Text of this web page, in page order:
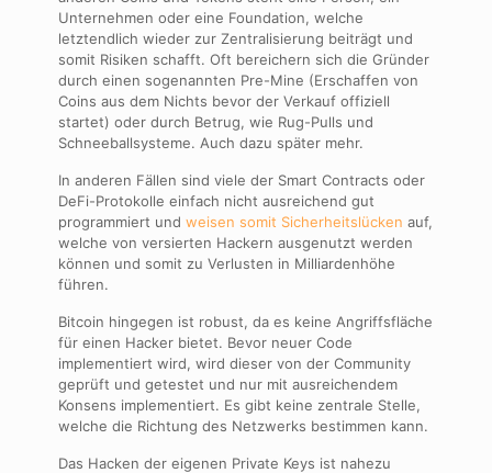
Unternehmen oder eine Foundation, welche
letztendlich wieder zur Zentralisierung beiträgt und
somit Risiken schafft. Oft bereichern sich die Gründer
durch einen sogenannten Pre-Mine (Erschaffen von
Coins aus dem Nichts bevor der Verkauf offiziell
startet) oder durch Betrug, wie Rug-Pulls und
Schneeballsysteme. Auch dazu später mehr.
In anderen Fällen sind viele der Smart Contracts oder
DeFi-Protokolle einfach nicht ausreichend gut
programmiert und weisen somit Sicherheitslücken auf,
welche von versierten Hackern ausgenutzt werden
können und somit zu Verlusten in Milliardenhöhe
führen.
Bitcoin hingegen ist robust, da es keine Angriffsfläche
für einen Hacker bietet. Bevor neuer Code
implementiert wird, wird dieser von der Community
geprüft und getestet und nur mit ausreichendem
Konsens implementiert. Es gibt keine zentrale Stelle,
welche die Richtung des Netzwerks bestimmen kann.
Das Hacken der eigenen Private Keys ist nahezu